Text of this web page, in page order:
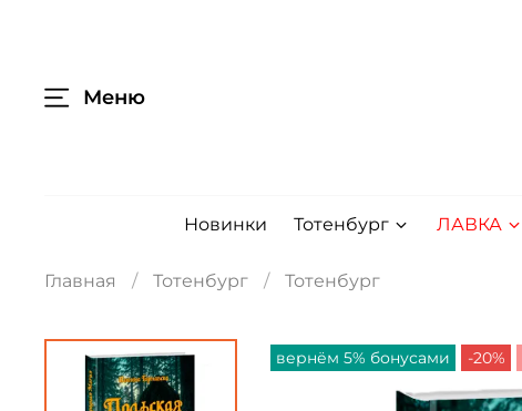
Меню
Новинки Тотенбург ЛАВКА
Главная Тотенбург Тотенбург
вернём 5% бонусами -20%